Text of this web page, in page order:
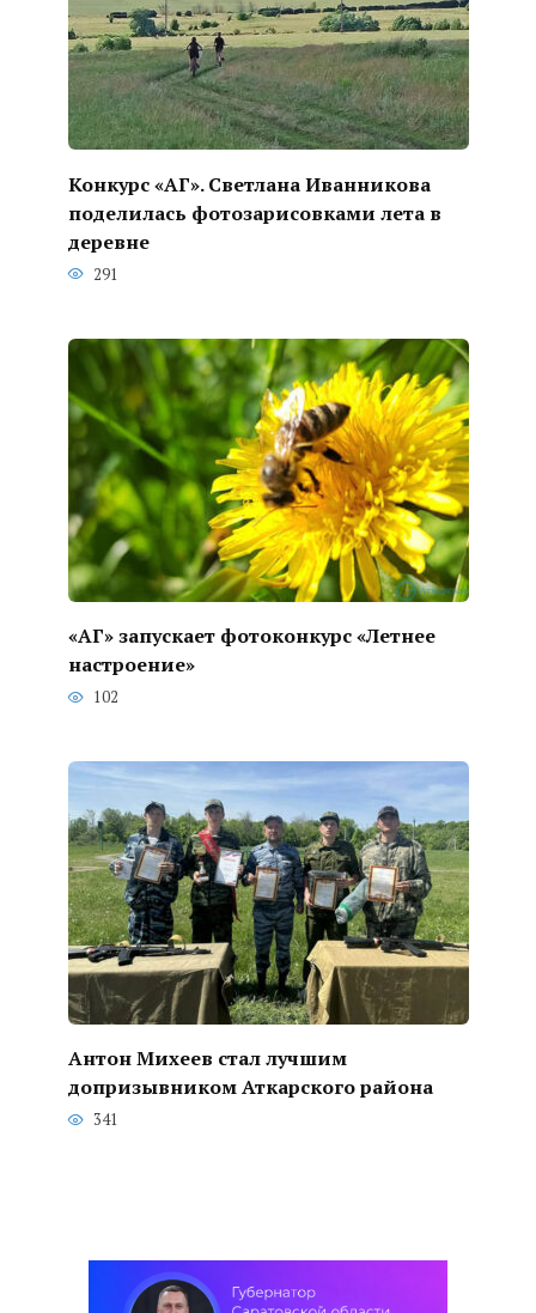
Конкурс «АГ». Светлана Иванникова
поделилась фотозарисовками лета в
деревне
291
«АГ» запускает фотоконкурс «Летнее
настроение»
102
Антон Михеев стал лучшим
допризывником Аткарского района
341